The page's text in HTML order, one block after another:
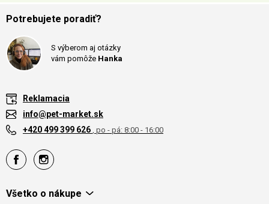
Potrebujete poradiť?
S výberom aj otázky
vám pomôže Hanka
Reklamacia
info@pet-market.sk
+420 499 399 626 , po - pá: 8:00 - 16:00
Všetko o nákupe